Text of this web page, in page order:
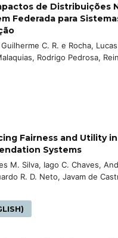
de Distribuições
Federada para
C. R. e Rocha,
Rodrigo Pedrosa,
Fairness and Utility
Systems
M. Silva, Iago C. Chaves,
R. D. Neto, Javam de